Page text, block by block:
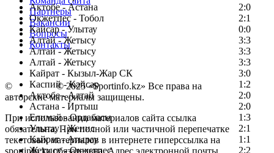
Актобе - Астана
2:0
Окжетпес - Тобол
2:1
Кайсар - Улытау
0:0
Алтай - Жетысу
3:3
Алтай - Жетысу
3:3
Алтай - Жетысу
3:3
Кайрат - Кызыл-Жар СК
3:0
Каспий - Кайсар
1:2
Актобе - Алтай
2:0
Астана - Иртыш
2:0
Елимай - Ордабасы
1:3
Улытау - Женис
2:1
Кайрат - Атырау
1:1
Жетысу - Окжетпес
2:2
Партнеры
Вакансии
Вопросы
Контакты
© Copyright© 2025 «Sportinfo.kz» Все права на
авторские материалы защищены.
При использовании материалов сайта ссылка
обязательна. При полной или частичной перепечатке
текстовых материалов в интернете гиперссылка на